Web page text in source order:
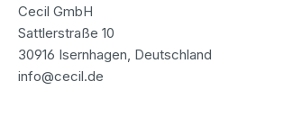
Cecil GmbH
Sattlerstraße 10
30916 Isernhagen, Deutschland
info@cecil.de